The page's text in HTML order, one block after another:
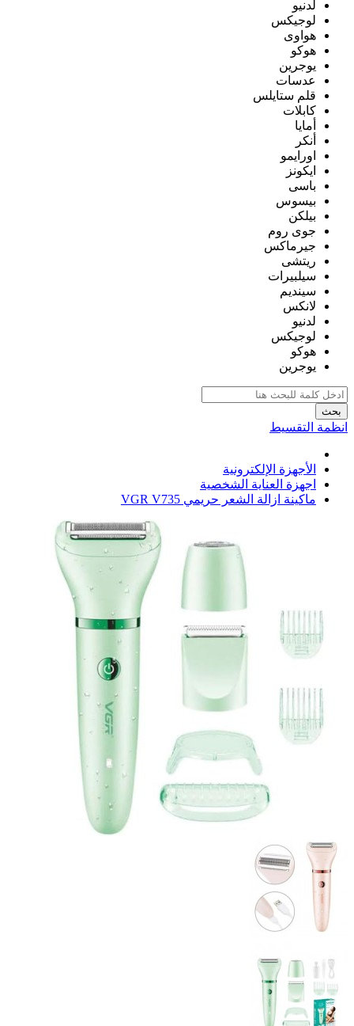
لدنيو
لوجيكس
هواوى
هوكو
يوجرين
عدسات
قلم ستايلس
كابلات
أمايا
أنكر
اورايمو
ايكونز
باسى
بيسوس
بيلكن
جوى روم
جيرماكس
ريتشى
سيلبيرات
سينديم
لانكس
لدنيو
لوجيكس
هوكو
يوجرين
بحث
انظمة التقسيط
الأجهزة الإلكترونية
اجهزة العناية الشخصية
ماكينة ازالة الشعر حريمي VGR V735